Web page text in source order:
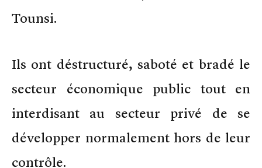
Tounsi.
Ils ont déstructuré, saboté et bradé le
secteur économique public tout en
interdisant au secteur privé de se
développer normalement hors de leur
contrôle.